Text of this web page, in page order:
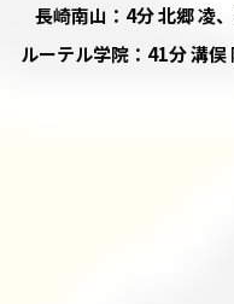
長崎南山：4分 北郷 凌
ルーテル学院：41分 溝